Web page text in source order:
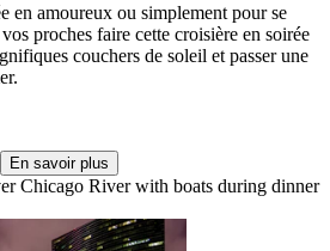
en amoureux ou simplement pour se
proches faire cette croisière en soirée
couchers de soleil et passer une
En savoir plus
Chicago River with boats during dinner